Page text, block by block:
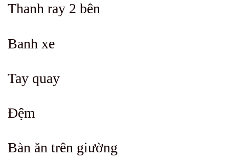
Thanh ray 2 bên
Banh xe
Tay quay
Đệm
Bàn ăn trên giường